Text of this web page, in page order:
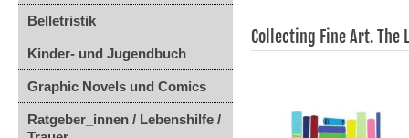
Belletristik
Kinder- und Jugendbuch
Graphic Novels und Comics
Ratgeber_innen / Lebenshilfe /
Collecting Fine Art. The